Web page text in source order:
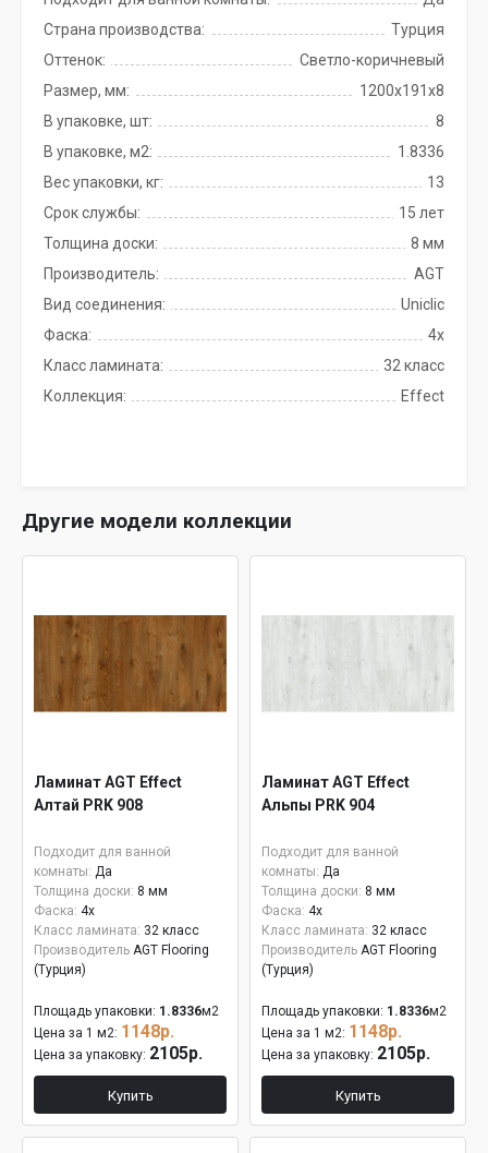
Страна производства:
Турция
Оттенок:
Светло-коричневый
Размер, мм:
1200х191x8
В упаковке, шт:
8
В упаковке, м2:
1.8336
Вес упаковки, кг:
13
Срок службы:
15 лет
Толщина доски:
8 мм
Производитель:
AGT
Вид соединения:
Uniclic
Фаска:
4x
Класс ламината:
32 класс
Коллекция:
Effect
Другие модели коллекции
Ламинат AGT Effect
Алтай PRK 908
Подходит для ванной
комнаты: Да
Толщина доски: 8 мм
Фаска: 4x
Класс ламината: 32 класс
Производитель AGT Flooring
(Турция)
Площадь упаковки: 1.8336м2
Цена за 1 м2: 1148р.
Цена за упаковку: 2105р.
Купить
Ламинат AGT Effect
Альпы PRK 904
Подходит для ванной
комнаты: Да
Толщина доски: 8 мм
Фаска: 4x
Класс ламината: 32 класс
Производитель AGT Flooring
(Турция)
Площадь упаковки: 1.8336м2
Цена за 1 м2: 1148р.
Цена за упаковку: 2105р.
Купить